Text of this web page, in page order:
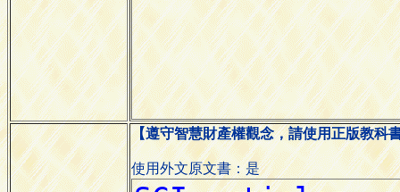
【遵守智慧財產權觀念，請使用正版教科
使用外文原文書：是